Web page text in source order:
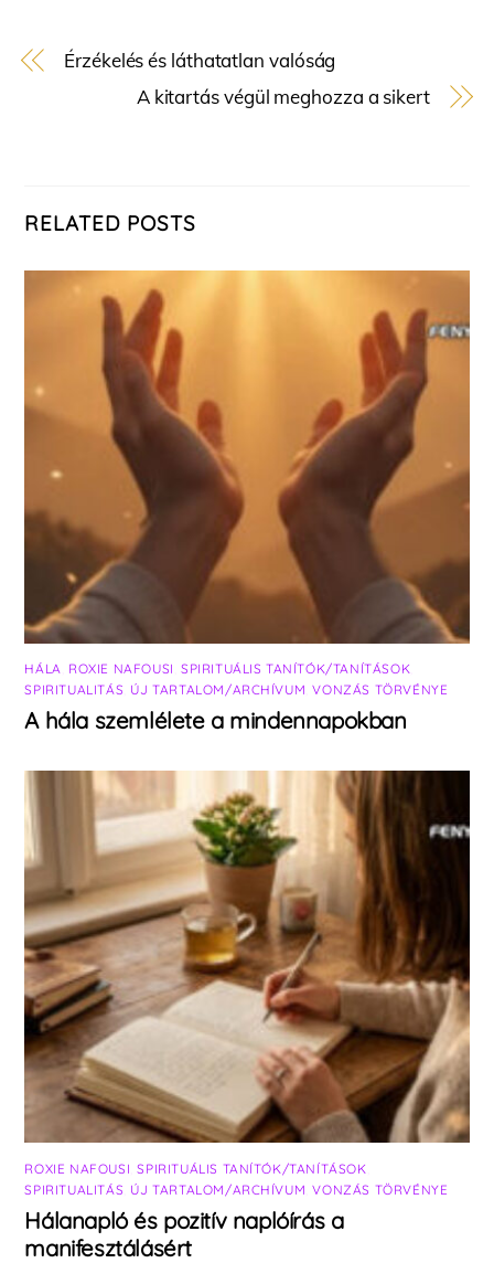
Érzékelés és láthatatlan valóság
A kitartás végül meghozza a sikert
RELATED POSTS
HÁLA ROXIE NAFOUSI SPIRITUÁLIS TANÍTÓK/TANÍTÁSOK
SPIRITUALITÁS ÚJ TARTALOM/ARCHÍVUM ,VONZÁS TÖRVÉNYE
A hála szemlélete a mindennapokban
ROXIE NAFOUSI ,SPIRITUÁLIS TANÍTÓK/TANÍTÁSOK
SPIRITUALITÁS ÚJ TARTALOM/ARCHÍVUM ,VONZÁS TÖRVÉNYE
Hálanapló és pozitív naplóírás a
manifesztálásért